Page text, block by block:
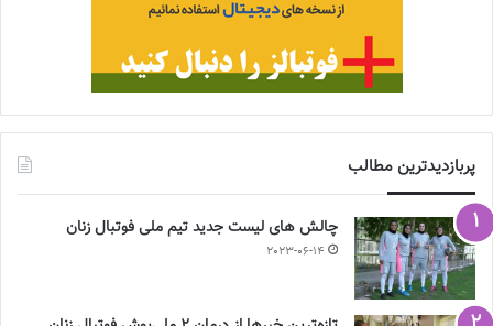
پربازدیدترین مطالب
چالش هاى ليست جدید تيم ملى فوتبال زنان
2023-06-14